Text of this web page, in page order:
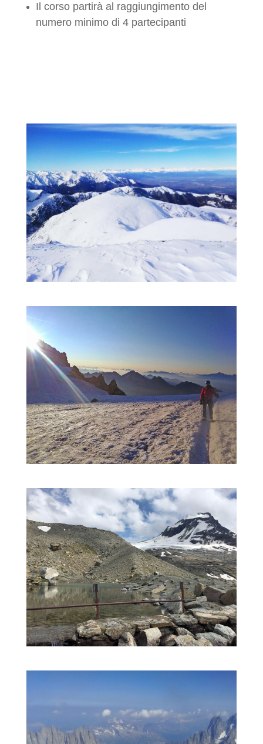
Il corso partirà al raggiungimento del
numero minimo di 4 partecipanti